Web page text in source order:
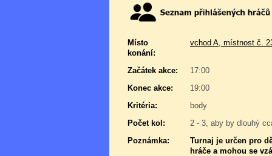
Místo
konání:
vchod A, místnost č.
Začátek akce:
17:00
Konec akce:
19:00
Kritéria:
body
Počet kol:
2 - 3, aby by dlouhý
Poznámka:
Turnaj je určen pro
hráče a mohou se